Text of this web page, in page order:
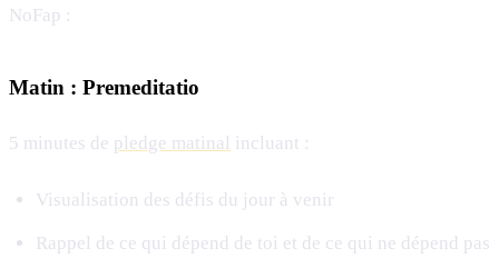
NoFap :
Matin : Premeditatio
5 minutes de pledge matinal incluant :
Visualisation des défis du jour à venir
Rappel de ce qui dépend de toi et de ce qui ne dépend pas